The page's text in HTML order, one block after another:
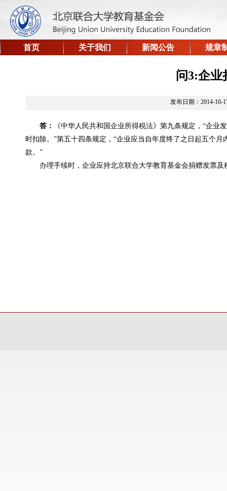
首页 关于我们 新闻公告 规章
问3:企业
发布日期：2014-10-
答：
《中华人民共和国企业所得税法》第九条规定，“企业
时扣除。”第五十四条规定，“企业应当自年度终了之日起五个
款。”
办理手续时，企业应持北京联合大学教育基金会捐赠发票及